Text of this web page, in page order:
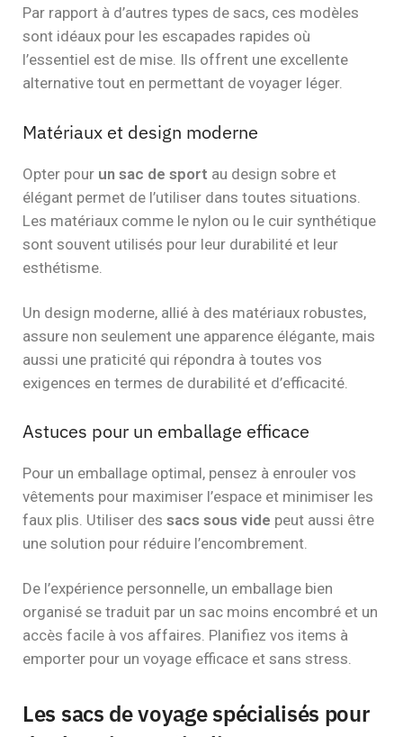
Par rapport à d’autres types de sacs, ces modèles
sont idéaux pour les escapades rapides où
l’essentiel est de mise. Ils offrent une excellente
alternative tout en permettant de voyager léger.
Matériaux et design moderne
Opter pour un sac de sport au design sobre et
élégant permet de l’utiliser dans toutes situations.
Les matériaux comme le nylon ou le cuir synthétique
sont souvent utilisés pour leur durabilité et leur
esthétisme.
Un design moderne, allié à des matériaux robustes,
assure non seulement une apparence élégante, mais
aussi une praticité qui répondra à toutes vos
exigences en termes de durabilité et d’efficacité.
Astuces pour un emballage efficace
Pour un emballage optimal, pensez à enrouler vos
vêtements pour maximiser l’espace et minimiser les
faux plis. Utiliser des sacs sous vide peut aussi être
une solution pour réduire l’encombrement.
De l’expérience personnelle, un emballage bien
organisé se traduit par un sac moins encombré et un
accès facile à vos affaires. Planifiez vos items à
emporter pour un voyage efficace et sans stress.
Les sacs de voyage spécialisés pour